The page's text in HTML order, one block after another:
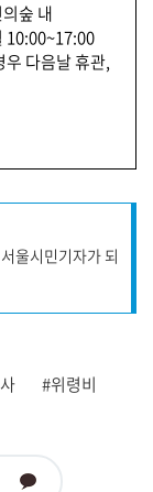
숲 내
10:00~17:00
다음날 휴관,
울시민기자가 되
#위령비
카